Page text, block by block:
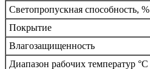
Светопропускная способность, %
Покрытие
Влагозащищенность
Диапазон рабочих температур °С